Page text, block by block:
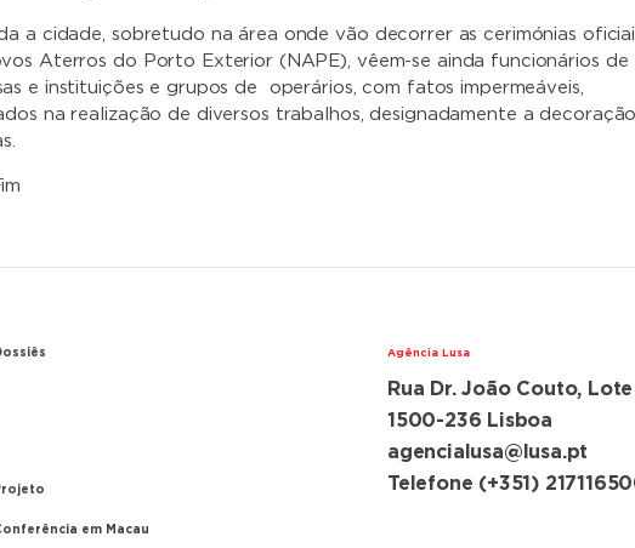
a cidade, sobretudo na área onde vão decorrer as cerimónias
Aterros do Porto Exterior (NAPE), vêem-se ainda funcionários de
e instituições e grupos de operários, com fatos impermeáveis,
na realização de diversos trabalhos, designadamente a decoração
em Macau
Agência Lusa
Rua Dr. João Couto, Lote
1500-236 Lisboa
agencialusa@lusa.pt
Telefone (+351)